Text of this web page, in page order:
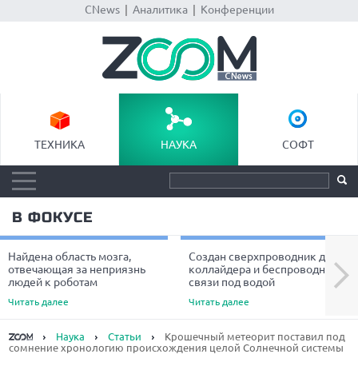
CNews| Аналитика| Конференции
ТЕХНИКА НАУКА СОФТ
В ФОКУСЕ
Найдена область мозга,
отвечающая за неприязнь
людей к роботам
Читать далее
Создан сверхпроводник для
коллайдера и беспроводной
связи под водой
Читать далее
Next
Наука Статьи
Крошечный метеорит поставил под
сомнение хронологию происхождения целой Солнечной системы